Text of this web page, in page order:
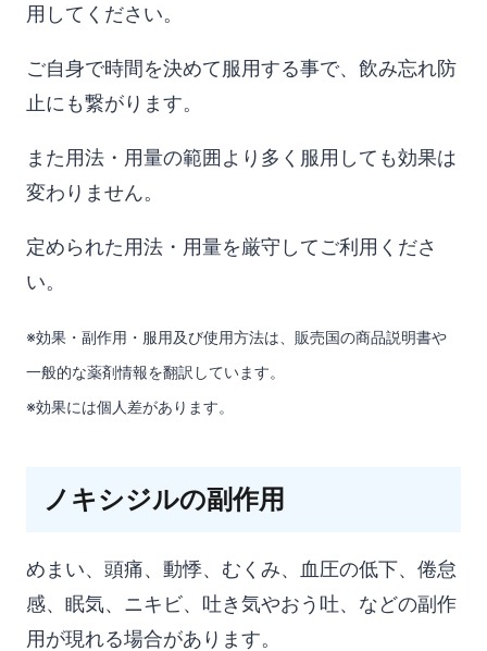
用してください。
ご自身で時間を決めて服用する事で、飲み忘れ防
止にも繋がります。
また用法・用量の範囲より多く服用しても効果は
変わりません。
定められた用法・用量を厳守してご利用くださ
い。
※効果・副作用・服用及び使用方法は、販売国の商品説明書や
一般的な薬剤情報を翻訳しています。
※効果には個人差があります。
ノキシジルの副作用
めまい、頭痛、動悸、むくみ、血圧の低下、倦怠
感、眠気、ニキビ、吐き気やおう吐、などの副作
用が現れる場合があります。